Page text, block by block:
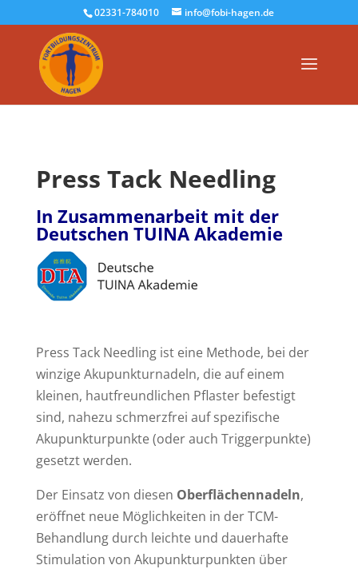
02331-784010 info@fobi-hagen.de
Press Tack Needling
In Zusammenarbeit mit der
Deutschen TUINA Akademie
Press Tack Needling ist eine Methode, bei der
winzige Akupunkturnadeln, die auf einem
kleinen, hautfreundlichen Pflaster befestigt
sind, nahezu schmerzfrei auf spezifische
Akupunkturpunkte (oder auch Triggerpunkte)
gesetzt werden.
Der Einsatz von diesen Oberflächennadeln,
eröffnet neue Möglichkeiten in der TCM-
Behandlung durch leichte und dauerhafte
Stimulation von Akupunkturpunkten über